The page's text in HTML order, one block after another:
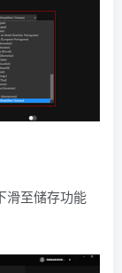
滑至储存功能